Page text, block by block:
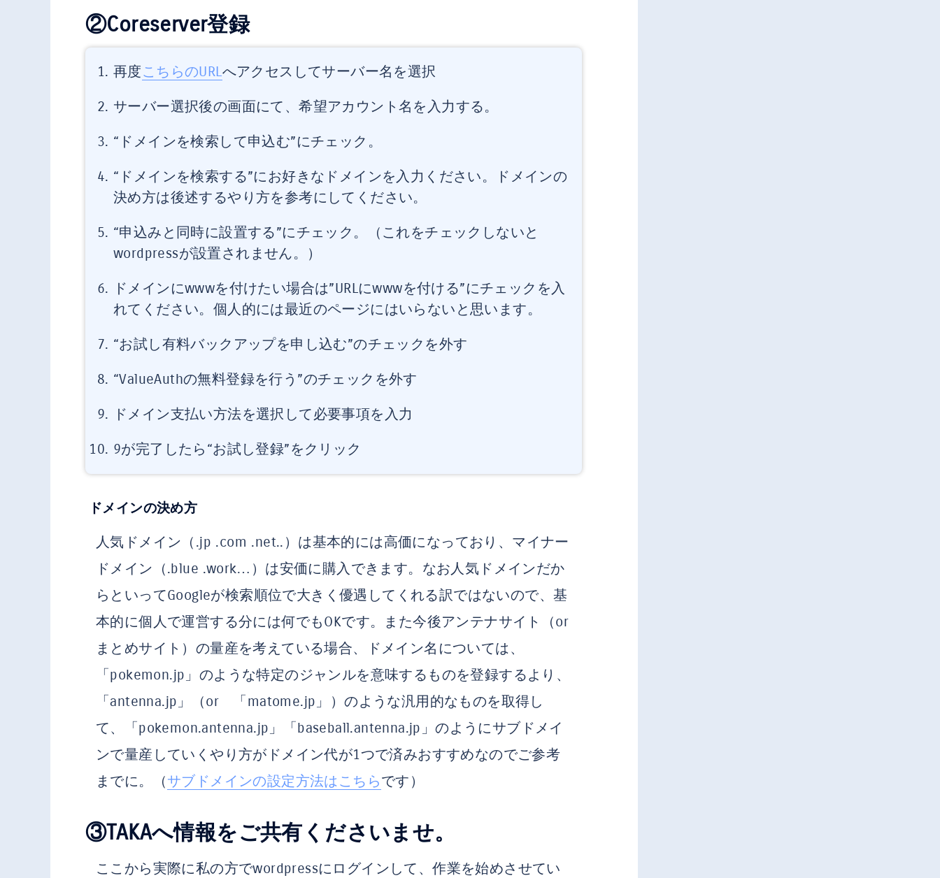
②Coreserver登録
再度こちらのURLへアクセスしてサーバー名を選択
サーバー選択後の画面にて、希望アカウント名を入力する。
“ドメインを検索して申込む”にチェック。
“ドメインを検索する”にお好きなドメインを入力ください。ドメインの
決め方は後述するやり方を参考にしてください。
“申込みと同時に設置する”にチェック。（これをチェックしないと
wordpressが設置されません。）
ドメインにwwwを付けたい場合は”URLにwwwを付ける”にチェックを入
れてください。個人的には最近のページにはいらないと思います。
“お試し有料バックアップを申し込む”のチェックを外す
“ValueAuthの無料登録を行う”のチェックを外す
ドメイン支払い方法を選択して必要事項を入力
9が完了したら“お試し登録”をクリック
ドメインの決め方
人気ドメイン（.jp .com .net..）は基本的には高価になっており、マイナー
ドメイン（.blue .work…）は安価に購入できます。なお人気ドメインだか
らといってGoogleが検索順位で大きく優遇してくれる訳ではないので、基
本的に個人で運営する分には何でもOKです。また今後アンテナサイト（or
まとめサイト）の量産を考えている場合、ドメイン名については、
「pokemon.jp」のような特定のジャンルを意味するものを登録するより、
「antenna.jp」（or 「matome.jp」）のような汎用的なものを取得し
て、「pokemon.antenna.jp」「baseball.antenna.jp」のようにサブドメイ
ンで量産していくやり方がドメイン代が1つで済みおすすめなのでご参考
までに。（サブドメインの設定方法はこちらです）
③TAKAへ情報をご共有くださいませ。
ここから実際に私の方でwordpressにログインして、作業を始めさせてい